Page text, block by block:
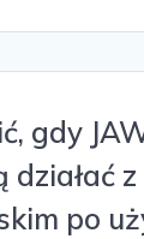
gdy
działać
po